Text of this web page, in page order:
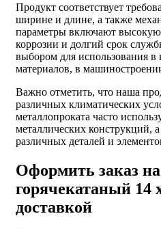
Продукт соответствует
ширине и длине, а также
параметры включают высокую
коррозии и долгий срок
выбором для использования в
материалов, в
Важно отметить, что наша
различных климатических
металлопроката часто
металлических конструкций,
различных деталей и
Оформить заказ
горячекатаный 14
доставкой